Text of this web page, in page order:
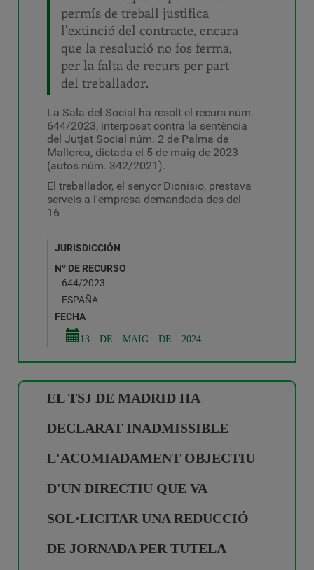
permís de treball justifica
l'extinció del contracte, encara
que la resolució no fos ferma,
per la falta de recurs per part
del treballador.
La Sala del Social ha resolt el recurs núm.
644/2023, interposat contra la sentència
del Jutjat Social núm. 2 de Palma de
Mallorca, dictada el 5 de maig de 2023
(autos núm. 342/2021).
El treballador, el senyor Dionisio, prestava
serveis a l'empresa demandada des del
16
JURISDICCIÓN
Nº DE RECURSO
644/2023
ESPAÑA
FECHA
13 DE MAIG DE 2024
EL TSJ DE MADRID HA
DECLARAT INADMISSIBLE
L'ACOMIADAMENT OBJECTIU
D'UN DIRECTIU QUE VA
SOL·LICITAR UNA REDUCCIÓ
DE JORNADA PER TUTELA